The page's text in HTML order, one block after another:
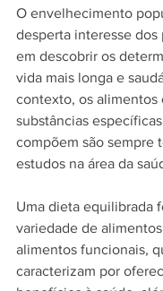
O envelhecimento
desperta interesse dos
em descobrir os
vida mais longa e
contexto, os alimentos
substâncias
compõem são sempre
estudos na área da
Uma dieta equilibrada
variedade de
alimentos funcionais,
caracterizam por